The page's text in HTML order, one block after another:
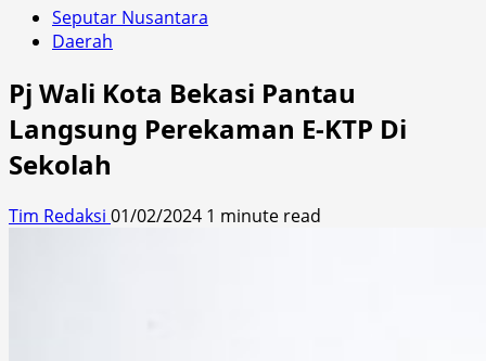
Seputar Nusantara
Daerah
Pj Wali Kota Bekasi Pantau
Langsung Perekaman E-KTP Di
Sekolah
Tim Redaksi 01/02/2024 1 minute read